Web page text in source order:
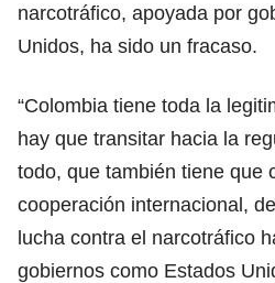
narcotráfico, apoyada por
Unidos, ha sido un fracaso.
“Colombia tiene toda la
hay que transitar hacia la
todo, que también tiene que
cooperación internacional,
lucha contra el narcotráfico
gobiernos como Estados